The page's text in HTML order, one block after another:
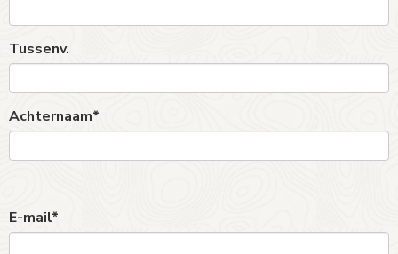
Tussenv.
Achternaam*
E-mail*